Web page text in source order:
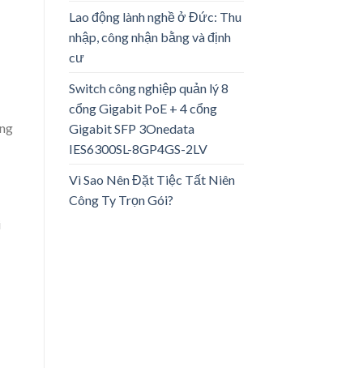
Lao động lành nghề ở Đức: Thu
nhập, công nhận bằng và định
cư
Switch công nghiệp quản lý 8
cổng Gigabit PoE + 4 cổng
Gigabit SFP 3Onedata
IES6300SL-8GP4GS-2LV
Vì Sao Nên Đặt Tiệc Tất Niên
Công Ty Trọn Gói?